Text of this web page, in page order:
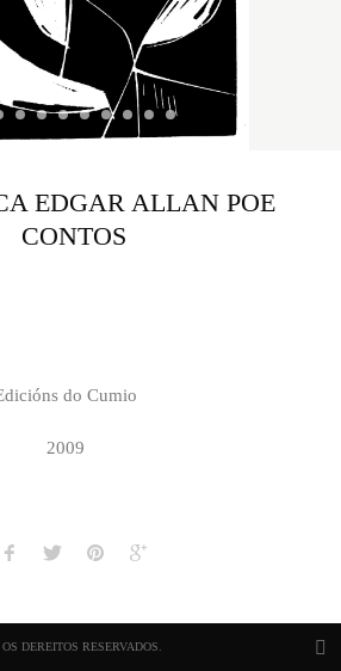
EDGAR ALLAN POE
CONTOS
do Cumio
2009
DEREITOS RESERVADOS.